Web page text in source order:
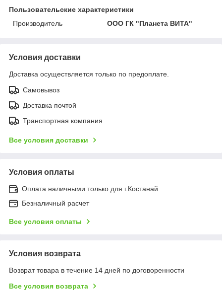
Пользовательские характеристики
Производитель
ООО ГК "Планета ВИТА"
Условия доставки
Доставка осуществляется только по предоплате.
Самовывоз
Доставка почтой
Транспортная компания
Все условия доставки
Условия оплаты
Оплата наличными только для г.Костанай
Безналичный расчет
Все условия оплаты
Условия возврата
Возврат товара в течение 14 дней по договоренности
Все условия возврата